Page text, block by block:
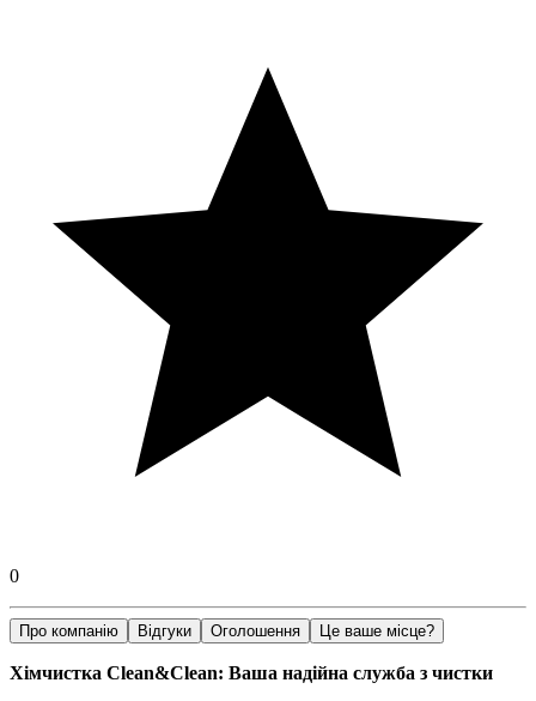
0
Про компанію Відгуки Оголошення Це ваше місце?
Хімчистка Clean&Clean: Ваша надійна служба з чистки